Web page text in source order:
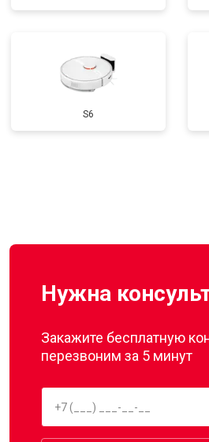
S6
Нужна
Закажите бесплатную
перезвоним за 5 минут